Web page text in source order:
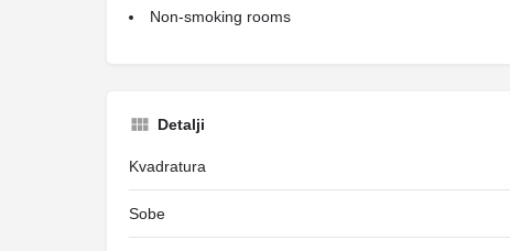
Non-smoking rooms
Detalji
Kvadratura
Sobe